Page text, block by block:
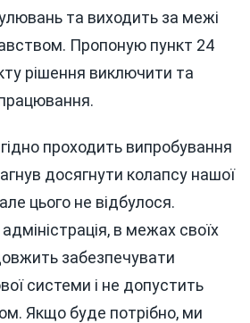
та виходить за межі
Пропоную пункт 24
рішення виключити та
проходить випробування
досягнути колапсу нашої
цього не відбулося.
в межах своїх
забезпечувати
системи і не допустить
Якщо буде потрібно, ми